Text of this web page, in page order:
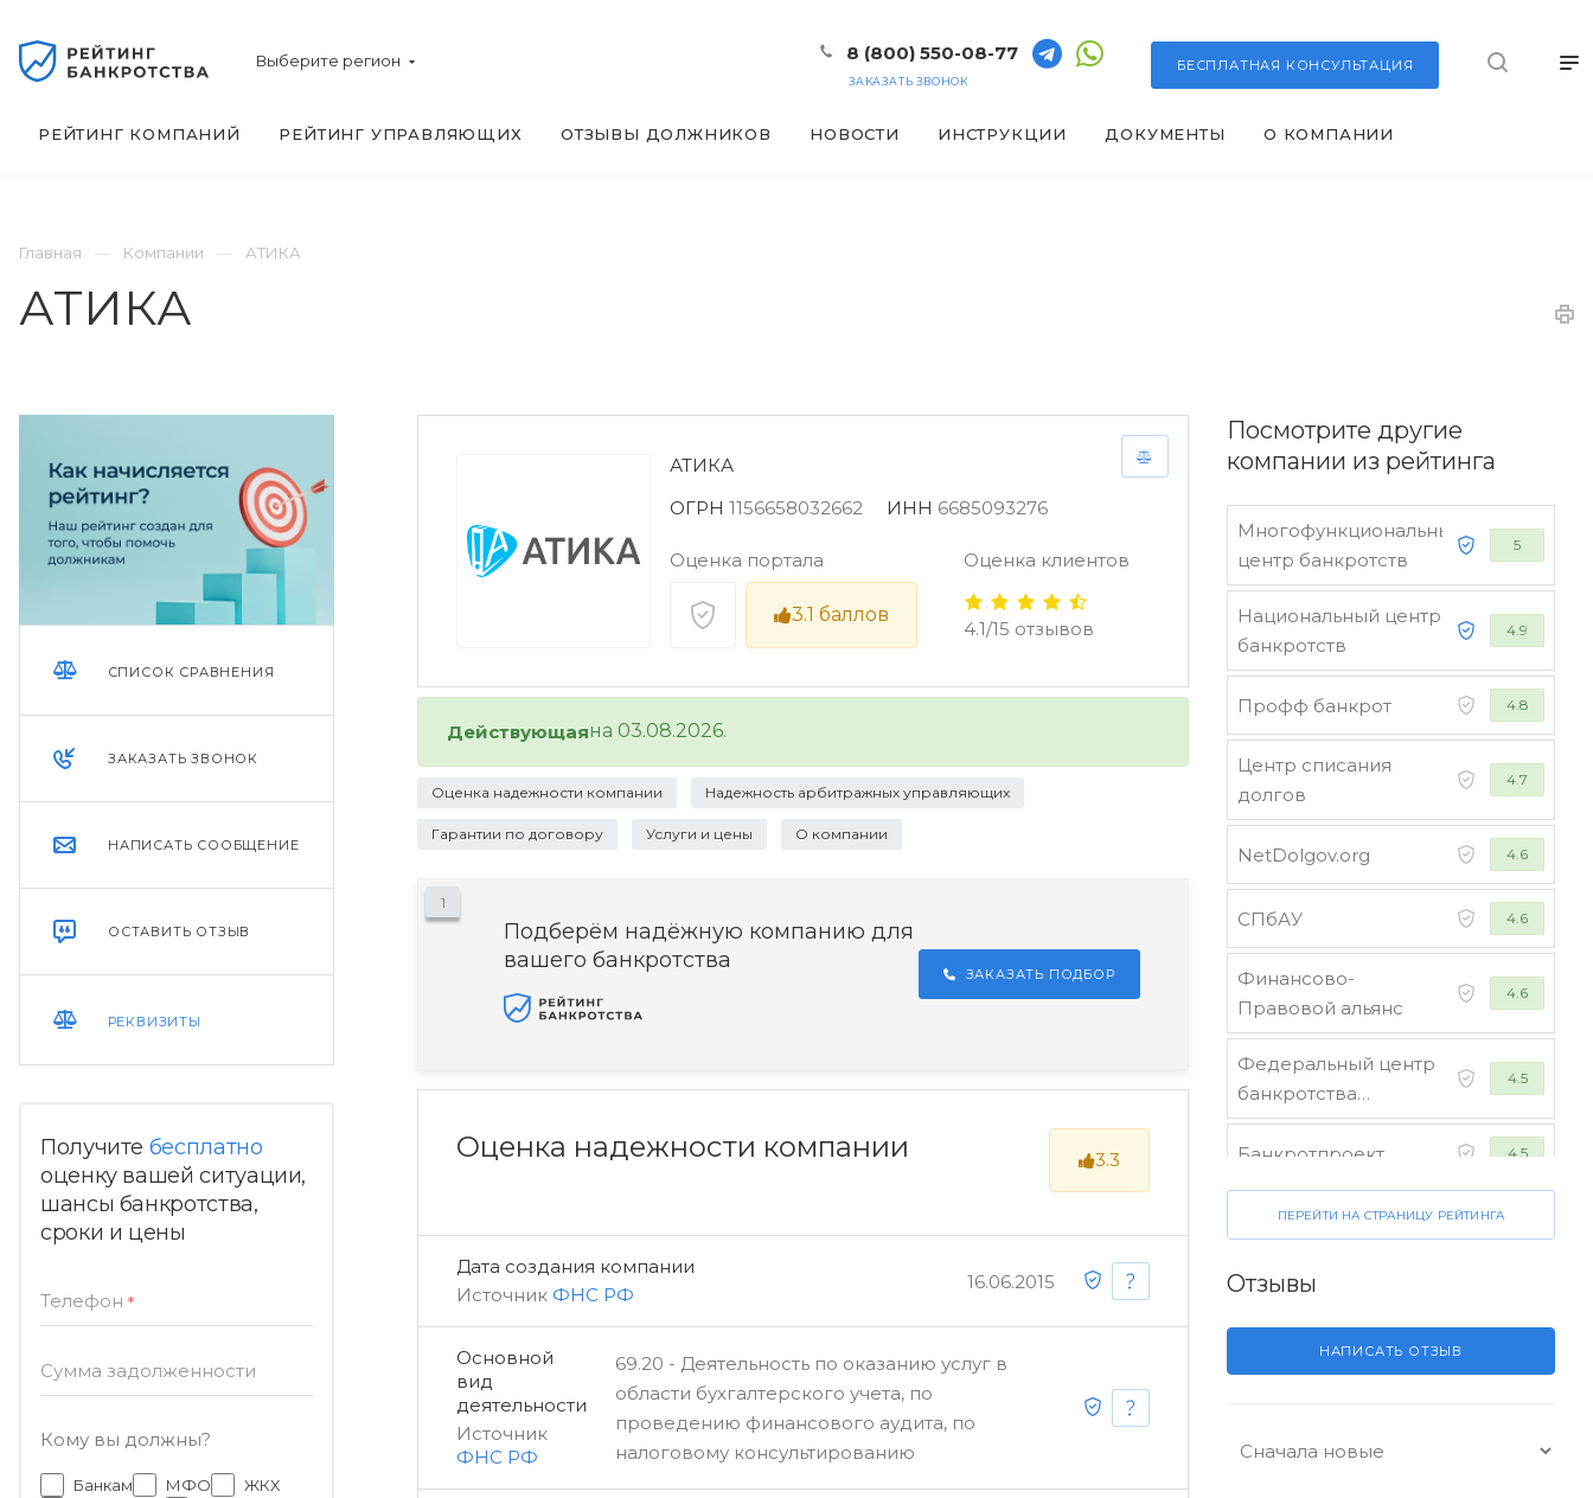
Выберите регион БЕСПЛАТНАЯ КОНСУЛЬТАЦИЯ
8 (800) 550-08-77
ЗАКАЗАТЬ ЗВОНОК
РЕЙТИНГ КОМПАНИЙ РЕЙТИНГ УПРАВЛЯЮЩИХ ОТЗЫВЫ ДОЛЖНИКОВ НОВОСТИ ИНСТРУКЦИИ ДОКУМЕНТЫ О КОМПАНИИ
Главная Компании АТИКА
АТИКА
СПИСОК СРАВНЕНИЯ
ЗАКАЗАТЬ ЗВОНОК
НАПИСАТЬ СООБЩЕНИЕ
ОСТАВИТЬ ОТЗЫВ
РЕКВИЗИТЫ
Получите бесплатно
оценку вашей ситуации,
шансы банкротства,
сроки и цены
Телефон *
Сумма задолженности
Кому вы должны?
Банкам МФО
ЖКХ
Посмотрите другие
компании из рейтинга
Многофункциональный
центр банкротств
5
Национальный центр
банкротств
4.9
Профф банкрот 4.8
Центр списания
долгов
4.7
NetDolgov.org 4.6
СПбАУ 4.6
Финансово-
Правовой альянс
4.6
Федеральный центр
банкротства
граждан
4.5
Банкротпроект 4.5
Коллегия юристов
"Финансист"
ПЕРЕЙТИ НА СТРАНИЦУ РЕЙТИНГА
Отзывы
НАПИСАТЬ ОТЗЫВ
АТИКА
ОГРН 1156658032662 ИНН 6685093276
Оценка портала
3.1 баллов
Оценка клиентов
4.1/15 отзывов
Действующаяна 03.08.2026.
Оценка надежности компании Надежность арбитражных управляющих
Гарантии по договору Услуги и цены О компании
1
Подберём надёжную компанию для
вашего банкротства
ЗАКАЗАТЬ ПОДБОР
Оценка надежности компании 3.3
Дата создания компании
Источник ФНС РФ
16.06.2015
Основной
вид
деятельности
Источник
ФНС РФ
69.20 - Деятельность по оказанию услуг в
области бухгалтерского учета, по
проведению финансового аудита, по
налоговому консультированию